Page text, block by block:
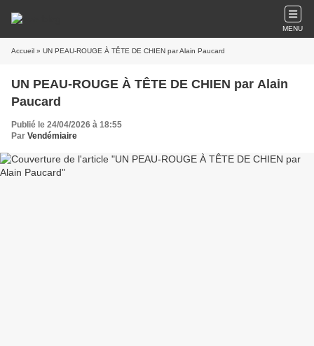
MENU
Accueil » UN PEAU-ROUGE À TÊTE DE CHIEN par Alain Paucard
UN PEAU-ROUGE À TÊTE DE CHIEN par Alain
Paucard
Publié le 24/04/2026 à 18:55
Par Vendémiaire